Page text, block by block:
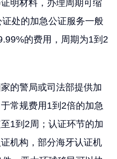
明材料，办理周期可缩
处的加急公证服务一般
的费用，周期为1到2
的警局或司法部提供加
常规费用1到2倍的加急
1到2周；认证环节的加
机构，部分海牙认证机